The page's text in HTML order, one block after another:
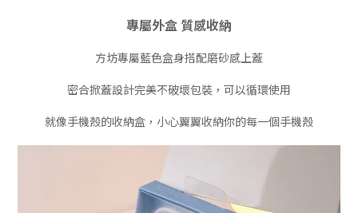
專屬外盒 質感收納
方坊專屬藍色盒身搭配磨砂感上蓋
密合掀蓋設計完美不破壞包裝，可以循環使用
就像手機殼的收納盒，小心翼翼收納你的每一個手機殼